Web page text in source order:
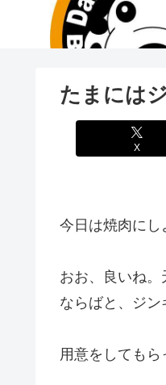
たまには
X
今日は焼肉にし
おお、良いね。
ならばと、ジン
用意をしても